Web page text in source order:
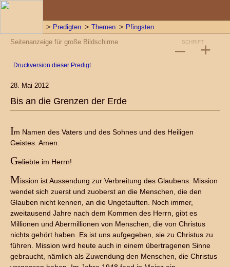
Predigten Themen Pfingsten
28. Mai 2012
Bis an die Grenzen der Erde
Im Namen des Vaters und des Sohnes und des Heiligen
Geistes. Amen.
Geliebte im Herrn!
Mission ist Aussendung zur Verbreitung des Glaubens. Mission
wendet sich zuerst und zuoberst an die Menschen, die den
Glauben nicht kennen, an die Ungetauften. Noch immer,
zweitausend Jahre nach dem Kommen des Herrn, gibt es
Millionen und Abermillionen von Menschen, die von Christus
nichts gehört haben. Es ist uns aufgegeben, sie zu Christus zu
führen. Mission wird heute auch in einem übertragenen Sinne
gebraucht, nämlich als Zuwendung den Menschen, die Christus
SCHRIFT
– +
Seitenanzeige für große Bildschirme
Druckversion dieser Predigt